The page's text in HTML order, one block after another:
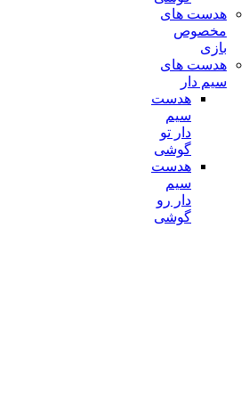
هدست های
مخصوص
بازی
هدست های
سیم دار
هدست
سیم
دار تو
گوشی
هدست
سیم
دار رو
گوشی